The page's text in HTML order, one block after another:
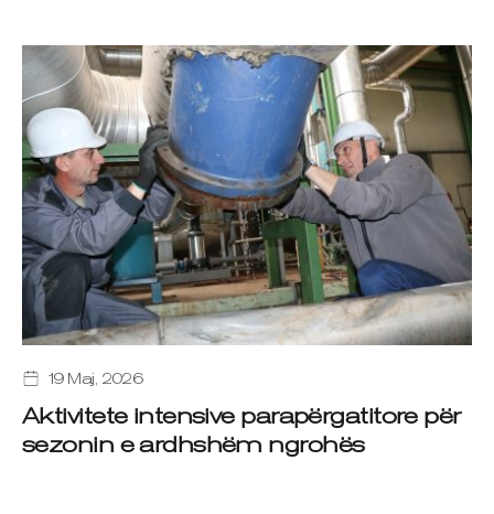
19 Maj, 2026
Aktivitete intensive parapërgatitore për
sezonin e ardhshëm ngrohës